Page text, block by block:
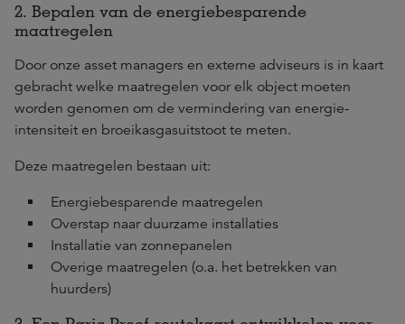
2. Bepalen van de energiebesparende
maatregelen
Door onze asset managers en externe adviseurs is in kaart
gebracht welke maatregelen voor elk object moeten
worden genomen om de vermindering van energie-
intensiteit en broeikasgasuitstoot te meten.
Deze maatregelen bestaan uit:
Energiebesparende maatregelen
Overstap naar duurzame installaties
Installatie van zonnepanelen
Overige maatregelen (o.a. het betrekken van
huurders)